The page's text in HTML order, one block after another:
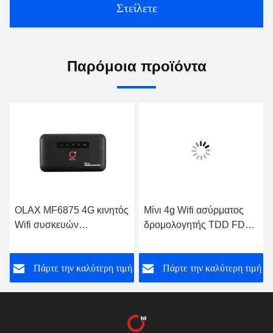
Στείλετε
Παρόμοια προϊόντα
OLAX MF6875 4G κινητός
Wifi συσκευών
τσεπών μίνι με τη
υποδοχή κάρτας Sim
Πάρτε την καλύτερη τιμή
Μίνι 4g Wifi ασύρματος
δρομολογητής TDD FDD
ταμπλέτες
Πάρτε την καλύτερη τιμή